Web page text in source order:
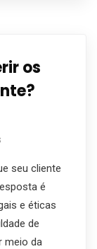
os
seu cliente
é
e éticas
de
meio da